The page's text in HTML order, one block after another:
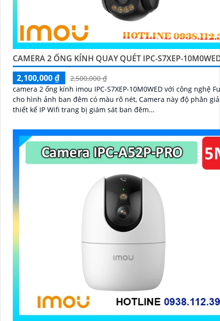
CAMERA 2 ỐNG KÍNH QUAY QUÉT IPC-S7XEP-
2,100,000 ₫
2,500,000 ₫
camera 2 ống kính imou IPC-S7XEP-10M0WED với công nghệ
cho hình ảnh ban đêm có màu rõ nét, Camera này độ phân
thiết kế IP Wifi trang bị giám sát ban đêm...